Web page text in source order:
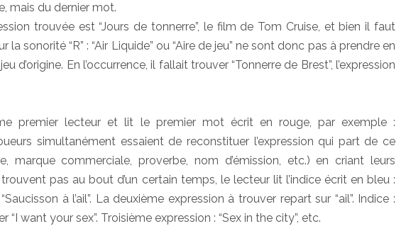
mais du dernier mot.
trouvée est “Jours de tonnerre”, le film de Tom Cruise, et bien il faut
la sonorité “R” : “Air Liquide” ou “Aire de jeu” ne sont donc pas à prendre en
d’origine. En l’occurrence, il fallait trouver “Tonnerre de Brest”, l’expression
premier lecteur et lit le premier mot écrit en rouge, par exemple :
simultanément essaient de reconstituer l’expression qui part de ce
commerciale, proverbe, nom d’émission, etc.) en criant leurs
pas au bout d’un certain temps, le lecteur lit l’indice écrit en bleu :
à l’ail”. La deuxième expression à trouver repart sur “ail”. Indice :
“I want your sex”. Troisième expression : “Sex in the city”, etc.